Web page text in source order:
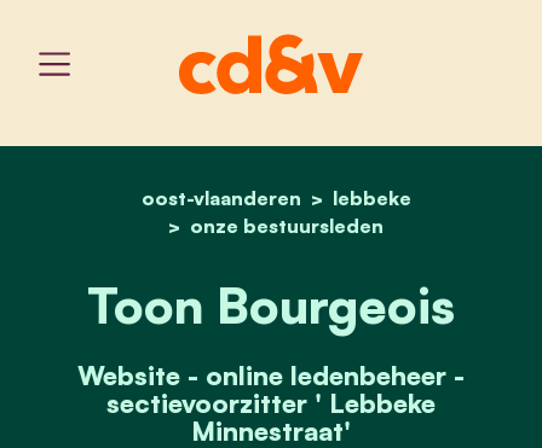
home
oost-vlaanderen
lebbeke
onze bestuursleden
toon bourgeois
Toon Bourgeois
Website - online ledenbeheer -
sectievoorzitter ' Lebbeke
Minnestraat'